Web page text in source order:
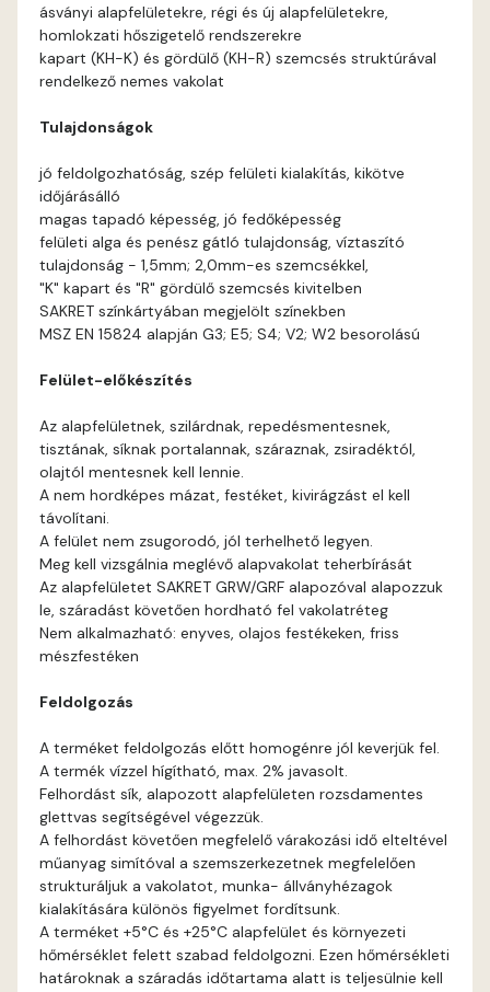
Arsenic E
Ash D
Blood-orange E
Bone A
Brick E
Caramel D
Citrus C
Citrus D
Citrus E
Cobalt E
Cognac E
ásványi alapfelületekre, régi és új alapfelületekre,
homlokzati hőszigetelő rendszerekre
kapart (KH-K) és gördülő (KH-R) szemcsés struktúrával
rendelkező nemes vakolat
Tulajdonságok
jó feldolgozhatóság, szép felületi kialakítás, kikötve
időjárásálló
magas tapadó képesség, jó fedőképesség
felületi alga és penész gátló tulajdonság, víztaszító
tulajdonság - 1,5mm; 2,0mm-es szemcsékkel,
"K" kapart és "R" gördülő szemcsés kivitelben
SAKRET színkártyában megjelölt színekben
MSZ EN 15824 alapján G3; E5; S4; V2; W2 besorolású
Felület-előkészítés
Az alapfelületnek, szilárdnak, repedésmentesnek,
tisztának, síknak portalannak, száraznak, zsiradéktól,
olajtól mentesnek kell lennie.
A nem hordképes mázat, festéket, kivirágzást el kell
távolítani.
A felület nem zsugorodó, jól terhelhető legyen.
Meg kell vizsgálnia meglévő alapvakolat teherbírását
Az alapfelületet SAKRET GRW/GRF alapozóval alapozzuk
le, száradást követően hordható fel vakolatréteg
Nem alkalmazható: enyves, olajos festékeken, friss
mészfestéken
Feldolgozás
A terméket feldolgozás előtt homogénre jól keverjük fel.
A termék vízzel hígítható, max. 2% javasolt.
Felhordást sík, alapozott alapfelületen rozsdamentes
glettvas segítségével végezzük.
A felhordást követően megfelelő várakozási idő elteltével
műanyag simítóval a szemszerkezetnek megfelelően
strukturáljuk a vakolatot, munka- állványhézagok
kialakítására különös figyelmet fordítsunk.
A terméket +5°C és +25°C alapfelület és környezeti
hőmérséklet felett szabad feldolgozni. Ezen hőmérsékleti
határoknak a száradás időtartama alatt is teljesülnie kell